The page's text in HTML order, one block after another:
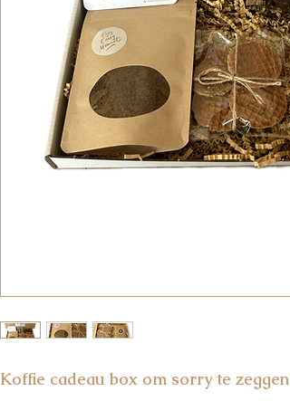
Koffie cadeau box om sorry te zeggen